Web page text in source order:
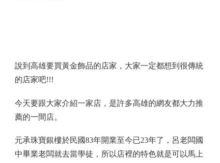
說到高雄要買黃金飾品的店家，大家一定都想到很傳統
的店家吧!!!
今天要跟大家介紹一家店，是許多高雄的網友都大力推
薦的一間店。
元承珠寶銀樓於民國83年開業至今已23年了，呂老闆國
中畢業老闆就去當學徒，所以店裡的特色就是可以馬上